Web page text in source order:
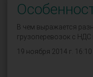
В чем выражается
грузоперевозок с НДС
19 ноября 2014 г. 16:10